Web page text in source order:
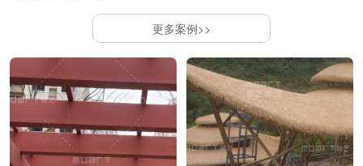
更多案例>>